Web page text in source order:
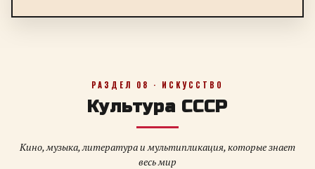
РАЗДЕЛ 08 · ИСКУССТВО
Культура СССР
Кино, музыка, литература и мультипликация, которые знает
весь мир